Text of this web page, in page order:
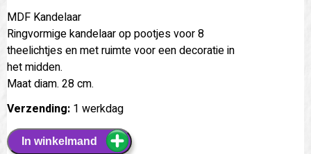
MDF Kandelaar
Ringvormige kandelaar op pootjes voor 8
theelichtjes en met ruimte voor een decoratie in
het midden.
Maat diam. 28 cm.
Verzending: 1 werkdag
In winkelmand